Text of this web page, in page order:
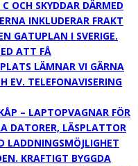
OCH SKYDDAR DÄRMED
INKLUDERAR FRAKT
GATUPLAN I SVERIGE.
ATT FÅ
LÄMNAR VI GÄRNA
EV. TELEFONAVISERING
– LAPTOPVAGNAR FÖR
DATORER, LÄSPLATTOR
LADDNINGSMÖJLIGHET
KRAFTIGT BYGGDA